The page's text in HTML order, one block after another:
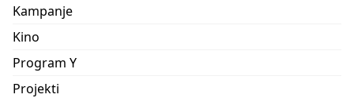
Kampanje
Kino
Program Y
Projekti